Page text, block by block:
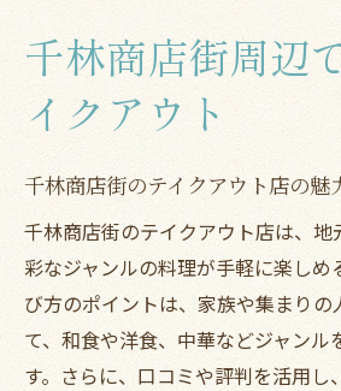
千林商店街周辺
イクアウト
千林商店街のテイクアウト店の魅
千林商店街のテイクアウト店は、地
彩なジャンルの料理が手軽に楽しめ
び方のポイントは、家族や集まりの
て、和食や洋食、中華などジャンル
す。さらに、口コミや評判を活用し